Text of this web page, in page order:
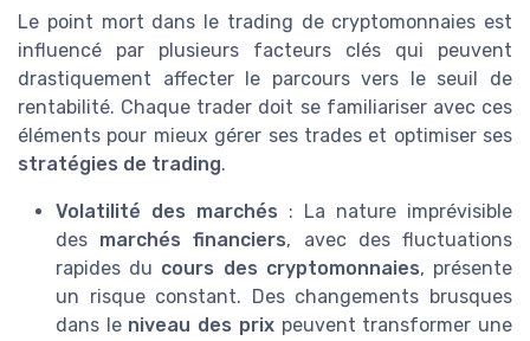
Le point mort dans le trading de cryptomonnaies est
influencé par plusieurs facteurs clés qui peuvent
drastiquement affecter le parcours vers le seuil de
rentabilité. Chaque trader doit se familiariser avec ces
éléments pour mieux gérer ses trades et optimiser ses
stratégies de trading.
Volatilité des marchés : La nature imprévisible
des marchés financiers, avec des fluctuations
rapides du cours des cryptomonnaies, présente
un risque constant. Des changements brusques
dans le niveau des prixpeuvent transformer une